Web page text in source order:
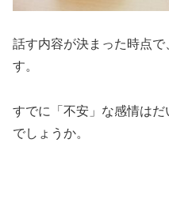
話す内容が決まった時点で
す。
すでに「不安」な感情は
でしょうか。